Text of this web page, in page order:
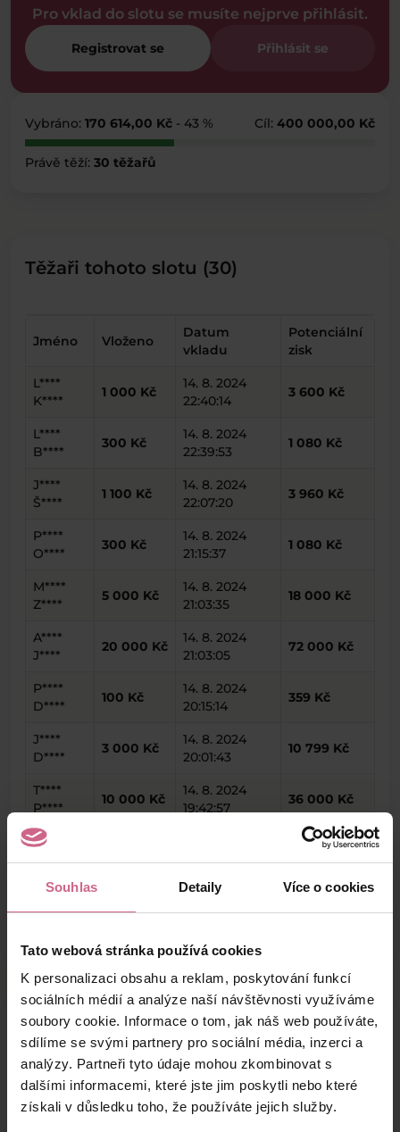
Souhlas Detaily Více o cookies
Tato webová stránka používá cookies
K personalizaci obsahu a reklam, poskytování funkcí
sociálních médií a analýze naší návštěvnosti využíváme
soubory cookie. Informace o tom, jak náš web používáte,
sdílíme se svými partnery pro sociální média, inzerci a
analýzy. Partneři tyto údaje mohou zkombinovat s
dalšími informacemi, které jste jim poskytli nebo které
získali v důsledku toho, že používáte jejich služby.
Pro vklad do slotu se musíte nejprve přihlásit.
Registrovat se Přihlásit se
Vybráno: 170 614,00 Kč - 43 % Cíl: 400 000,00 Kč
Právě těží: 30 těžařů
Těžaři tohoto slotu (30)
Jméno Vloženo
Datum
vkladu
Potenciální
zisk
L****
K****
1 000 Kč
14. 8. 2024
22:40:14
3 600 Kč
L****
B****
300 Kč
14. 8. 2024
22:39:53
1 080 Kč
J****
Š****
1 100 Kč
14. 8. 2024
22:07:20
3 960 Kč
P****
O****
300 Kč
14. 8. 2024
21:15:37
1 080 Kč
M****
Z****
5 000 Kč
14. 8. 2024
21:03:35
18 000 Kč
A****
J****
20 000 Kč
14. 8. 2024
21:03:05
72 000 Kč
P****
D****
100 Kč
14. 8. 2024
20:15:14
359 Kč
J****
D****
3 000 Kč
14. 8. 2024
20:01:43
10 799 Kč
T****
P****
10 000 Kč
14. 8. 2024
19:42:57
36 000 Kč
P****
M****
18:48:00
1 620 Kč
keyboard_arrow_left 1 2 4 keyboard_arrow_right
Výsledky těžby
Aktuální výsledek
-23 943,30 Kč